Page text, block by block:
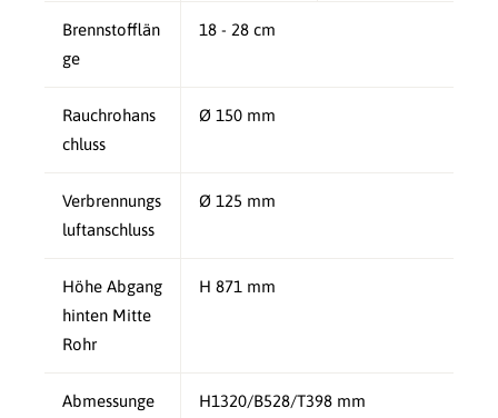
Brennstofflän
ge
18 - 28 cm
Rauchrohans
chluss
Ø 150 mm
Verbrennungs
luftanschluss
Ø 125 mm
Höhe Abgang
hinten Mitte
Rohr
H 871 mm
Abmessunge
H1320/B528/T398 mm